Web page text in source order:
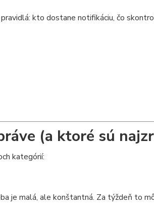
kto dostane notifikáciu, čo
(a ktoré sú
kategórií:
je malá, ale konštantná. Za týždeň to